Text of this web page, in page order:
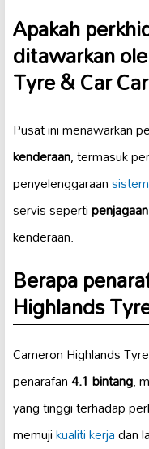
Apakah
ditawarkan
Tyre & Car
Pusat ini menawarkan
kenderaan, termasuk
penyelenggaraan
servis seperti
kenderaan.
Berapa
Highlands
Cameron Highlands
penarafan4.1 bintang,
yang tinggi terhadap
memujikualiti kerjadan